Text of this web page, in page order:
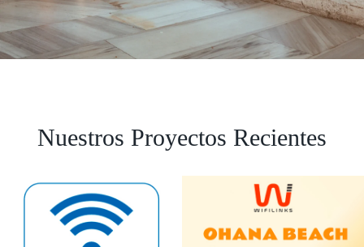
Nuestros Proyectos Recientes